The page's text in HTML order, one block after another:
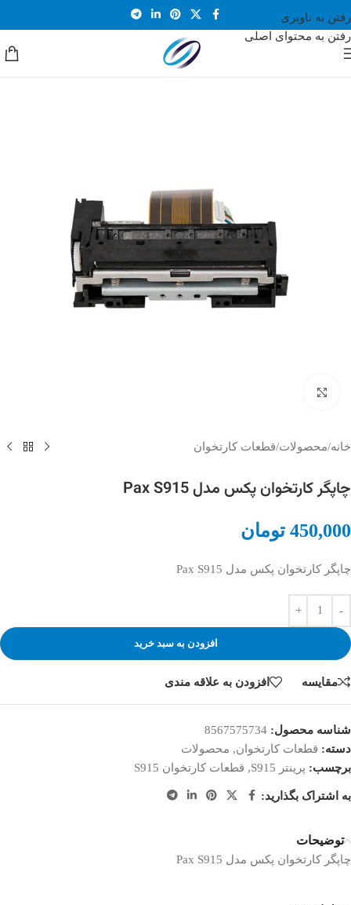
رفتن به ناوبری
رفتن به محتوای اصلی
خانه/محصولات/قطعات کارتخوان
چاپگر کارتخوان پکس مدل Pax S915
450,000 تومان
چاپگر کارتخوان پکس مدل Pax S915
افزودن به سبد خرید
مقایسه افزودن به علاقه مندی
شناسه محصول: 8567575734
دسته: قطعات کارتخوان, محصولات
برچسب: پرینتر S915 , قطعات کارتخوان S915
به اشتراک بگذارید:
توضیحات
چاپگر کارتخوان پکس مدل Pax S915